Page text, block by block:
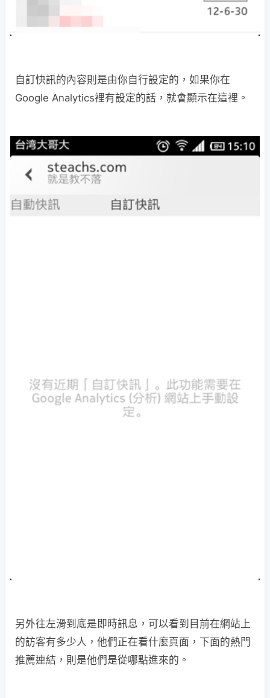
自訂快訊的內容則是由你自行設定的，如果你在
Google Analytics裡有設定的話，就會顯示在這裡。
另外往左滑到底是即時訊息，可以看到目前在網站上
的訪客有多少人，他們正在看什麼頁面，下面的熱門
推薦連結，則是他們是從哪點進來的。